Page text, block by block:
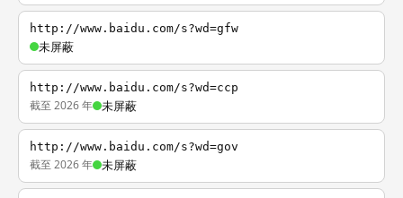
http://www.baidu.com/s?wd=gfw
未屏蔽
http://www.baidu.com/s?wd=ccp
截至 2026 年 未屏蔽
http://www.baidu.com/s?wd=gov
截至 2026 年 未屏蔽